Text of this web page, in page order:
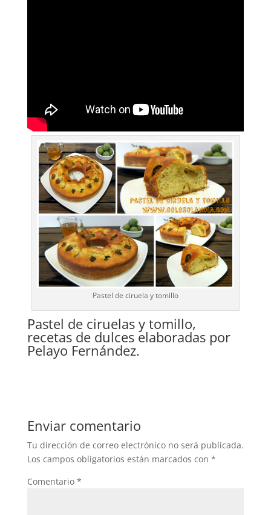
Pastel de ciruela y tomillo
Pastel de ciruelas y tomillo,
recetas de dulces elaboradas por
Pelayo Fernández.
Enviar comentario
Tu dirección de correo electrónico no será publicada.
Los campos obligatorios están marcados con *
Comentario *